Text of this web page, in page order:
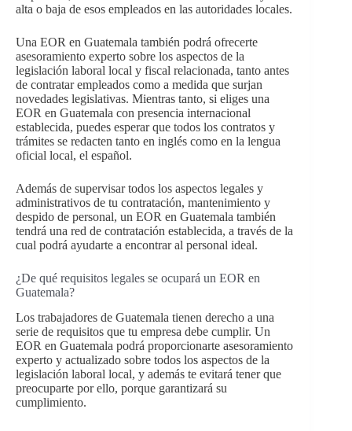
alta o baja de esos empleados en las autoridades locales.
Una EOR en Guatemala también podrá ofrecerte
asesoramiento experto sobre los aspectos de la
legislación laboral local y fiscal relacionada, tanto antes
de contratar empleados como a medida que surjan
novedades legislativas. Mientras tanto, si eliges una
EOR en Guatemala con presencia internacional
establecida, puedes esperar que todos los contratos y
trámites se redacten tanto en inglés como en la lengua
oficial local, el español.
Además de supervisar todos los aspectos legales y
administrativos de tu contratación, mantenimiento y
despido de personal, un EOR en Guatemala también
tendrá una red de contratación establecida, a través de la
cual podrá ayudarte a encontrar al personal ideal.
¿De qué requisitos legales se ocupará un EOR en
Guatemala?
Los trabajadores de Guatemala tienen derecho a una
serie de requisitos que tu empresa debe cumplir. Un
EOR en Guatemala podrá proporcionarte asesoramiento
experto y actualizado sobre todos los aspectos de la
legislación laboral local, y además te evitará tener que
preocuparte por ello, porque garantizará su
cumplimiento.